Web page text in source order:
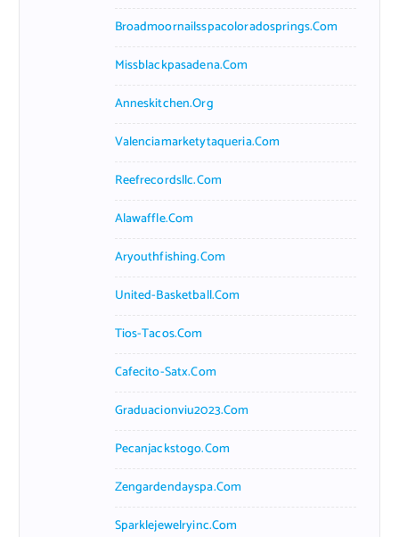
Broadmoornailsspacoloradosprings.com
Missblackpasadena.com
Anneskitchen.org
Valenciamarketytaqueria.com
Reefrecordsllc.com
Alawaffle.com
Aryouthfishing.com
United-Basketball.com
Tios-Tacos.com
Cafecito-Satx.com
Graduacionviu2023.com
Pecanjackstogo.com
Zengardendayspa.com
Sparklejewelryinc.com